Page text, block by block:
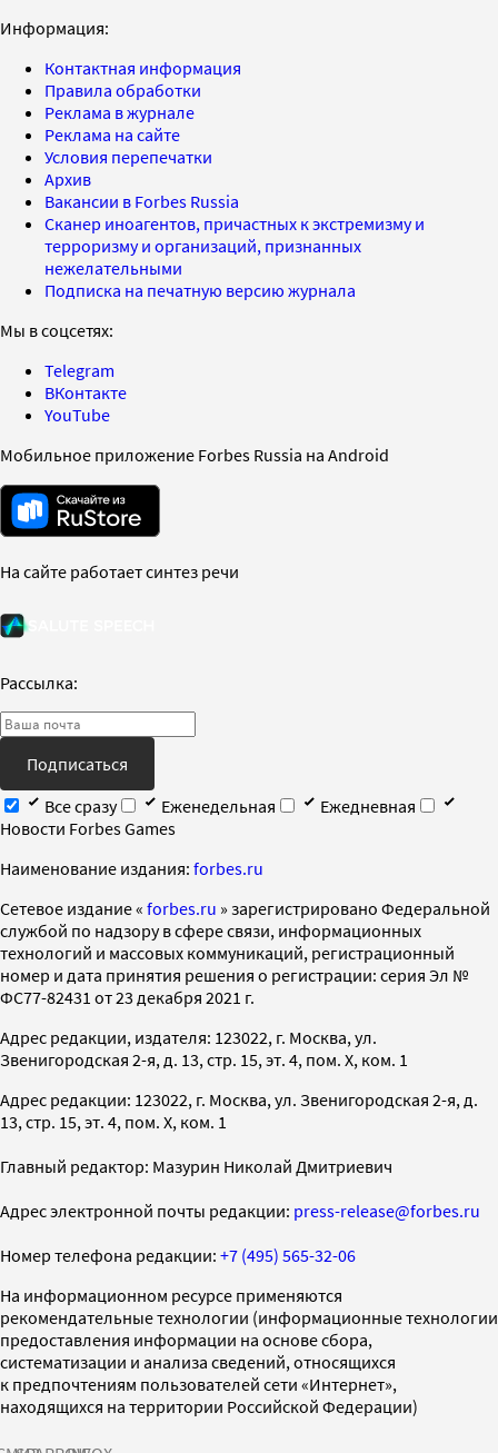
Информация:
Контактная информация
Правила обработки
Реклама в журнале
Реклама на сайте
Условия перепечатки
Архив
Вакансии в Forbes Russia
Сканер иноагентов, причастных к экстремизму и
терроризму и организаций, признанных
нежелательными
Подписка на печатную версию журнала
Мы в соцсетях:
Telegram
ВКонтакте
YouTube
Мобильное приложение Forbes Russia на Android
На сайте работает синтез речи
Рассылка:
Подписаться
Все сразу
Еженедельная
Ежедневная
Новости Forbes Games
Наименование издания: forbes.ru
Cетевое издание « forbes.ru » зарегистрировано Федеральной
службой по надзору в сфере связи, информационных
технологий и массовых коммуникаций, регистрационный
номер и дата принятия решения о регистрации: серия Эл №
ФС77-82431 от 23 декабря 2021 г.
Адрес редакции, издателя: 123022, г. Москва, ул.
Звенигородская 2-я, д. 13, стр. 15, эт. 4, пом. X, ком. 1
Адрес редакции: 123022, г. Москва, ул. Звенигородская 2-я, д.
13, стр. 15, эт. 4, пом. X, ком. 1
Главный редактор: Мазурин Николай Дмитриевич
Адрес электронной почты редакции: press-release@forbes.ru
Номер телефона редакции: +7 (495) 565-32-06
На информационном ресурсе применяются
рекомендательные технологии (информационные технологии
предоставления информации на основе сбора,
систематизации и анализа сведений, относящихся
к предпочтениям пользователей сети «Интернет»,
находящихся на территории Российской Федерации)